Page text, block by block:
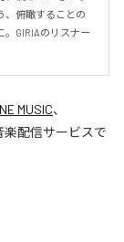
、俯瞰することの
GIRIAのリスナー
MUSIC、
楽配信サービスで